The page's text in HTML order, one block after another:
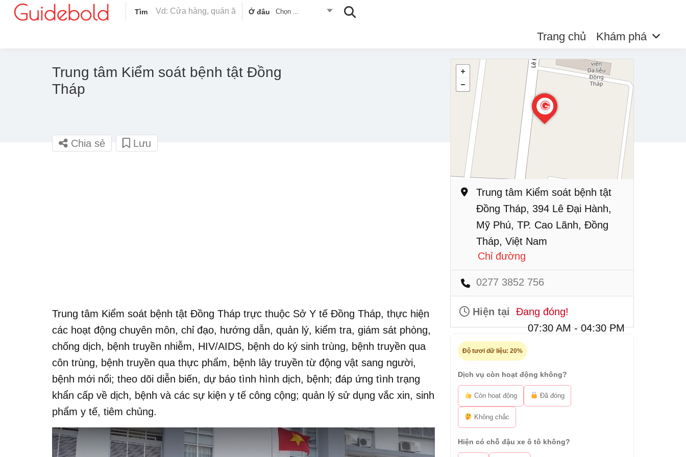
Tìm Ở đâu Chọn ...
Trang chủ Khám phá
Trung tâm Kiểm soát bệnh tật Đồng
Tháp
Chia sẻ Lưu
Trung tâm Kiểm soát bệnh tật Đồng Tháp trực thuộc Sở Y tế Đồng Tháp, thực hiện
các hoạt động chuyên môn, chỉ đạo, hướng dẫn, quản lý, kiểm tra, giám sát phòng,
chống dịch, bệnh truyền nhiễm, HIV/AIDS, bệnh do ký sinh trùng, bệnh truyền qua
côn trùng, bệnh truyền qua thực phẩm, bệnh lây truyền từ động vật sang người,
bệnh mới nổi; theo dõi diễn biến, dự báo tình hình dịch, bệnh; đáp ứng tình trạng
khẩn cấp về dịch, bệnh và các sự kiện y tế công cộng; quản lý sử dụng vắc xin, sinh
phẩm y tế, tiêm chủng.
Trung tâm Kiểm soát bệnh tật
Đồng Tháp, 394 Lê Đại Hành,
Mỹ Phú, TP. Cao Lãnh, Đồng
Tháp, Việt Nam
Chỉ đường
0277 3852 756
Hiện tại
Đang đóng!
07:30 AM - 04:30 PM
Độ tươi dữ liệu: 20%
Dịch vụ còn hoạt động không?
Còn hoạt động Đã đóng
Không chắc
Hiện có chỗ đậu xe ô tô không?